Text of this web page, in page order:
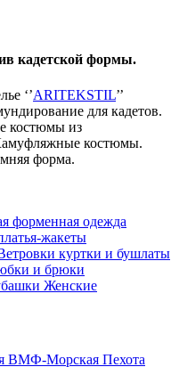
кадетской формы.
‘’ARITEKSTIL’’
для кадетов.
костюмы из
костюмы.
форма.
форменная одежда
жакеты
куртки и бушлаты
и брюки
Женские
ВМФ-Морская Пехота